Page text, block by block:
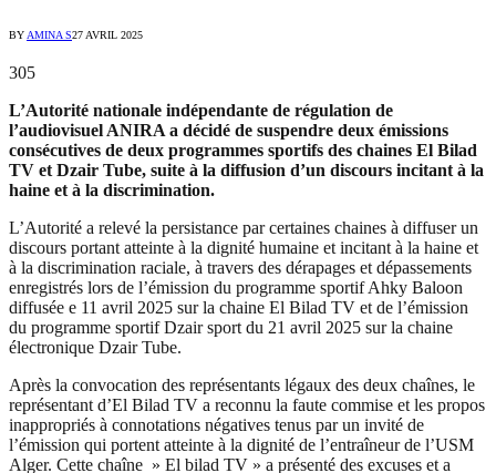
BYAMINA S27 AVRIL 2025
305
L’Autorité nationale indépendante de régulation de
l’audiovisuel ANIRA a décidé de suspendre deux émissions
consécutives de deux programmes sportifs des chaines El Bilad
TV et Dzair Tube, suite à la diffusion d’un discours incitant à la
haine et à la discrimination.
L’Autorité a relevé la persistance par certaines chaines à diffuser un
discours portant atteinte à la dignité humaine et incitant à la haine et
à la discrimination raciale, à travers des dérapages et dépassements
enregistrés lors de l’émission du programme sportif Ahky Baloon
diffusée e 11 avril 2025 sur la chaine El Bilad TV et de l’émission
du programme sportif Dzair sport du 21 avril 2025 sur la chaine
électronique Dzair Tube.
Après la convocation des représentants légaux des deux chaînes, le
représentant d’El Bilad TV a reconnu la faute commise et les propos
inappropriés à connotations négatives tenus par un invité de
l’émission qui portent atteinte à la dignité de l’entraîneur de l’USM
Alger. Cette chaîne » El bilad TV » a présenté des excuses et a